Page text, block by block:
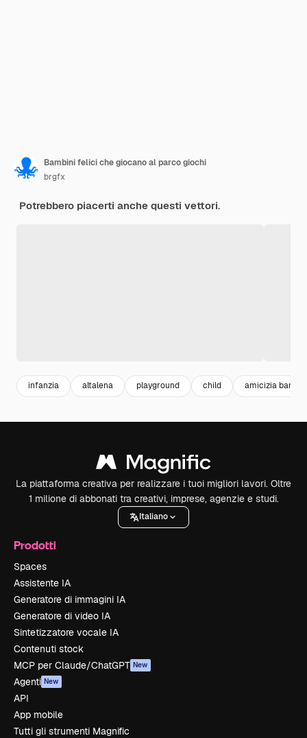
Bambini felici che giocano al parco giochi
brgfx
Potrebbero piacerti anche questi vettori.
infanzia altalena playground child amicizia
La piattaforma creativa per realizzare i tuoi migliori lavori. Oltre
1 milione di abbonati tra creativi, imprese, agenzie e studi.
Italiano
Prodotti
Spaces
Assistente IA
Generatore di immagini IA
Generatore di video IA
Sintetizzatore vocale IA
Contenuti stock
MCP per Claude/ChatGPT New
Agenti New
API
App mobile
Tutti gli strumenti Magnific